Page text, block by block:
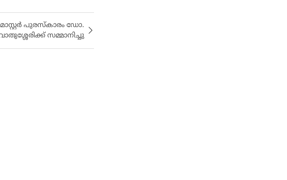
പുരസ്കാരം ഡോ.
സമ്മാനിച്ചു